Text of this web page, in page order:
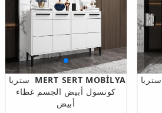
ستريا
MERT SERT MOBİLYA ستريا
كونسول أبيض الجسم غطاء
أبيض